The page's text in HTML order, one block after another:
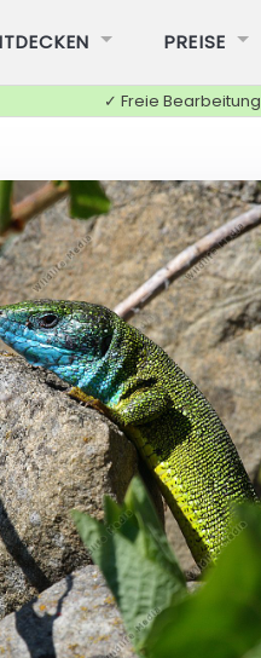
PREISE
✓ Freie